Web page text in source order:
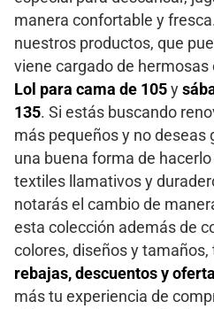
manera confortable y
nuestros productos, que
viene cargado de hermosas
Lol para cama de 105 y
135. Si estás buscando
más pequeños y no deseas
una buena forma de
textiles llamativos y
notarás el cambio de
esta colección además de
colores, diseños y
rebajas, descuentos y
más tu experiencia de